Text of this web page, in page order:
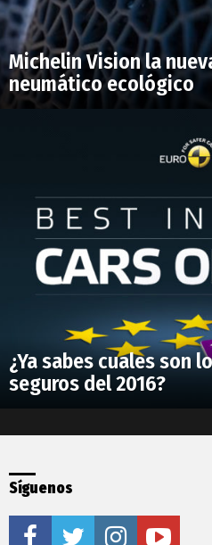
Michelin Vision la
neumático ecológico
¿Ya sabes cuales son
seguros del 2016?
Síguenos
facebooktwitter instagramyoutube